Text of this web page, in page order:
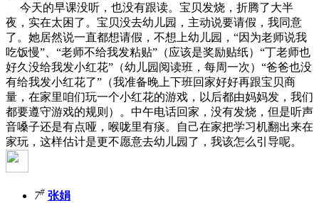
今天的早课没听，也没有跟读。宝贝发烧，折腾了大半
夜，实在太困了。宝贝没去幼儿园，主动说要请假，我同意
了。她居然说一直都想请假，不想上幼儿园，“因为老师说我
吃饭慢”、“老师不给我发粘贴”（应该是奖励贴纸）“丁老师也
好久没给我发小红花”（幼儿园阅读班，每周一次）“爸爸也没
有给我发小红花了”（我准备晚上下班回家好好再跟宝贝商
量，在家里咱们玩一个小红花的游戏，以后都由妈妈发，我们
都要遵守游戏的规则）。中午电话回家，没有发烧，但是听声
音嗓子还是有点哑，喉咙里有痰。自己在家把学习机翻出来在
家玩，这样估计是更不愿意去幼儿园了，我该怎么引导呢。
7# 张娟